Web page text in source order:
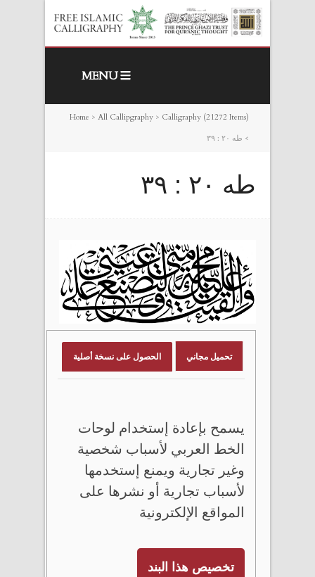
MENU
Home > All Callipgraphy > Calligraphy (21272 Items)
> طه ٢٠ : ٣٩
طه ٢٠ : ٣٩
تحميل مجاني الحصول على نسخة أصلية
يسمح بإعادة إستخدام لوحات
الخط العربي لأسباب شخصية
وغير تجارية ويمنع إستخدمها
لأسباب تجارية أو نشرها على
المواقع الإلكترونية
تخصيص هذا البند